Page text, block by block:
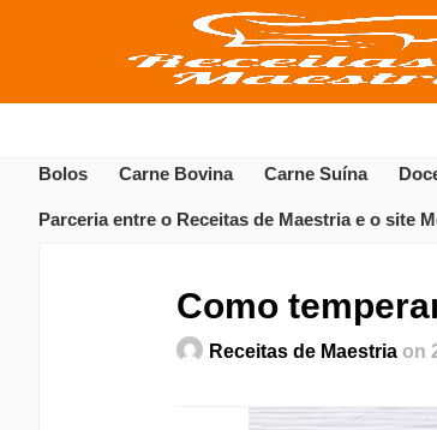
Bolos Carne Bovina Carne Suína
Parceria entre o Receitas de Maestria e o site
Como
Receitas de Maestria on